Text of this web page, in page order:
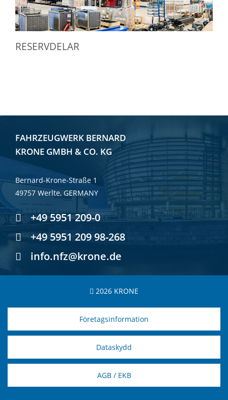
RESERVDELAR
FAHRZEUGWERK BERNARD
KRONE GMBH & CO. KG
Bernard-Krone-Straße 1
49757 Werlte, GERMANY
+49 5951 209-0
+49 5951 209 98-268
info.nfz@krone.de
2026 KRONE
Företagsinformation
Dataskydd
AGB / EKB